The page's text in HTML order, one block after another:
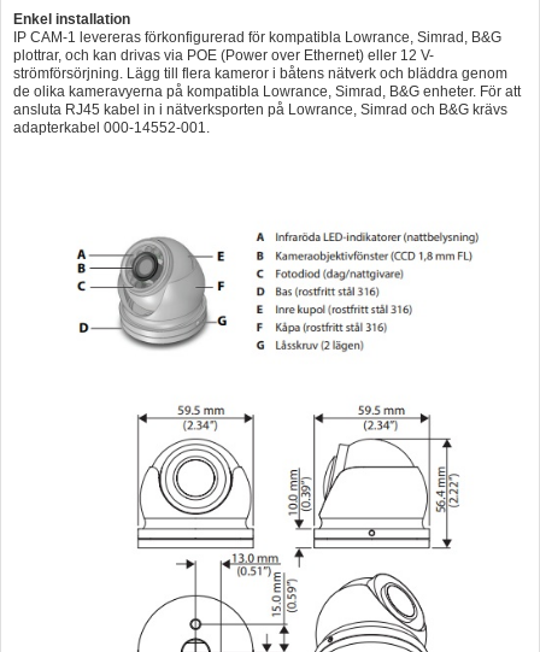
Enkel installation
IP CAM-1 levereras förkonfigurerad för kompatibla Lowrance, Simrad, B&G
plottrar, och kan drivas via POE (Power over Ethernet) eller 12 V-
strömförsörjning. Lägg till flera kameror i båtens nätverk och bläddra genom
de olika kameravyerna på kompatibla Lowrance, Simrad, B&G enheter. För att
ansluta RJ45 kabel in i nätverksporten på Lowrance, Simrad och B&G krävs
adapterkabel 000-14552-001.